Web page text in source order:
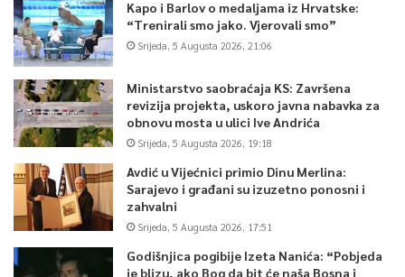
Kapo i Barlov o medaljama iz Hrvatske:
“Trenirali smo jako. Vjerovali smo”
Srijeda, 5 Augusta 2026, 21:06
Ministarstvo saobraćaja KS: Završena
revizija projekta, uskoro javna nabavka za
obnovu mosta u ulici Ive Andrića
Srijeda, 5 Augusta 2026, 19:18
Avdić u Vijećnici primio Dinu Merlina:
Sarajevo i građani su izuzetno ponosni i
zahvalni
Srijeda, 5 Augusta 2026, 17:51
Godišnjica pogibije Izeta Nanića: “Pobjeda
je blizu, ako Bog da bit će naša Bosna i